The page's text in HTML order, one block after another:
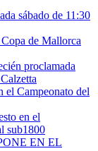
sábado de 11:30
de Mallorca
proclamada
el Campeonato del
en el
sub1800
EN EL